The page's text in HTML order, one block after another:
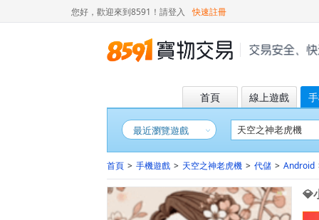
您好，歡迎來到8591！ 請登入 快速註冊
首頁 線上遊戲
最近瀏覽遊戲
首頁 > 手機遊戲 > 天空之神老虎機 > 代儲 > Android
💎